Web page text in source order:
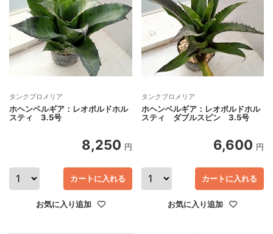
タンクブロメリア
ホヘンベルギア：レオポルドホル
スティ 3.5号
8,250 円
カートに入れる
お気に入り追加
タンクブロメリア
ホヘンベルギア：レオポルドホル
スティ ダブルスピン 3.5号
6,600 円
カートに入れる
お気に入り追加